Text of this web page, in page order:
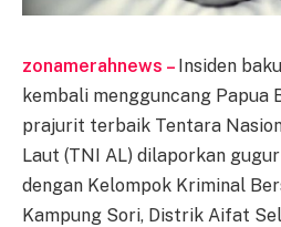
zonamerahnews – Insiden
kembali mengguncang Papua
prajurit terbaik Tentara
Laut (TNI AL) dilaporkan
dengan Kelompok Kriminal
Kampung Sori, Distrik Aifat